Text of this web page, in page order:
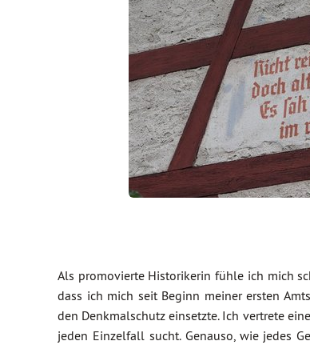
Als promovierte Historikerin fühle ich mich
dass ich mich seit Beginn meiner ersten
den Denkmalschutz einsetzte. Ich vertrete
jeden Einzelfall sucht. Genauso, wie jedes